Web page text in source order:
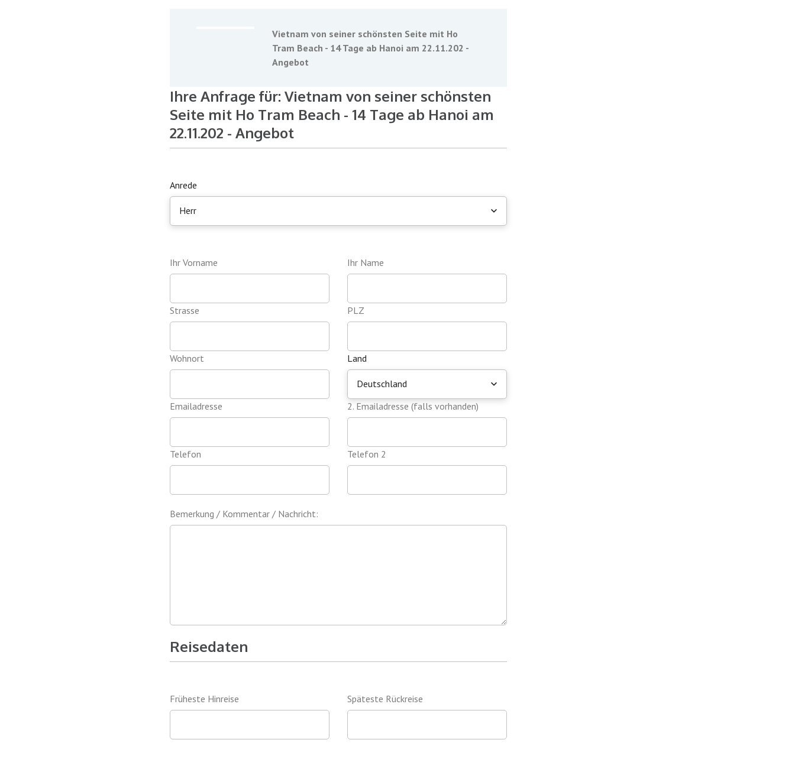
Vietnam von seiner schönsten Seite mit Ho
Tram Beach - 14 Tage ab Hanoi am 22.11.202 -
Angebot
Ihre Anfrage für: Vietnam von seiner schönsten
Seite mit Ho Tram Beach - 14 Tage ab Hanoi am
22.11.202 - Angebot
Anrede
Herr
Ihr Vorname Ihr Name
Strasse PLZ
Wohnort Land
Deutschland
Emailadresse
2. Emailadresse (falls vorhanden)
Telefon Telefon 2
Bemerkung / Kommentar / Nachricht:
Reisedaten
Früheste Hinreise Späteste Rückreise